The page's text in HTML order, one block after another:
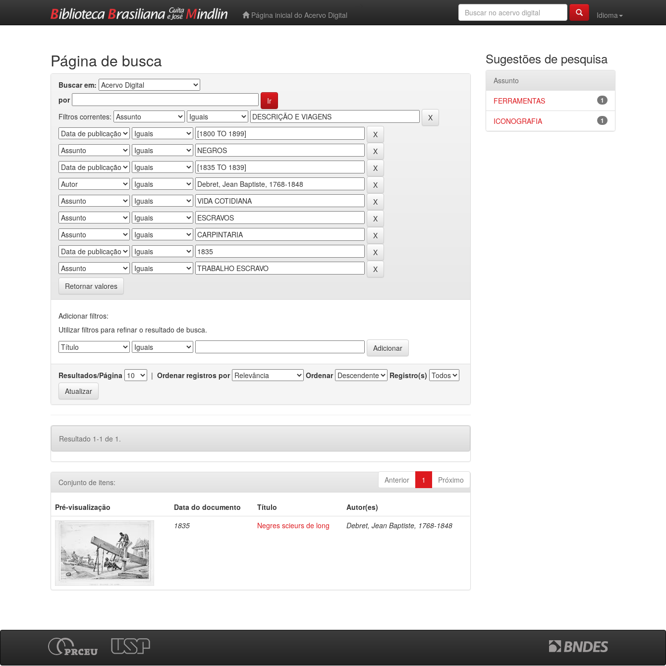
Página inicial do Acervo Digital
Idioma
Página de busca
Buscar em:
por
Filtros correntes:
Retornar valores
Adicionar filtros:
Utilizar filtros para refinar o resultado de busca.
Resultados/Página | Ordenar registros por Ordenar Registro(s)
Resultado 1-1 de 1.
Anterior 1 Próximo
Conjunto de itens:
Pré-visualização Data do documento Título
Autor(es)
1835
Negres scieurs de long Debret, Jean Baptiste, 1768-1848
Sugestões de pesquisa
Assunto
1
FERRAMENTAS
1
ICONOGRAFIA